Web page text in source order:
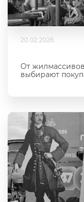
20.02.2026
От
выбирают